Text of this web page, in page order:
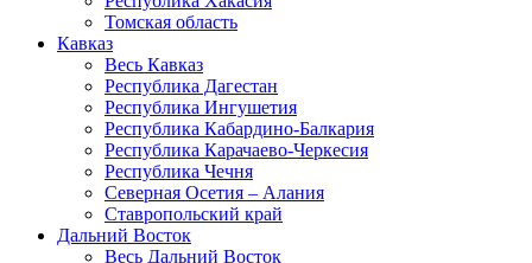
Томская область
Кавказ
Весь Кавказ
Республика Дагестан
Республика Ингушетия
Республика Кабардино-Балкария
Республика Карачаево-Черкесия
Республика Чечня
Северная Осетия – Алания
Ставропольский край
Дальний Восток
Весь Дальний Восток